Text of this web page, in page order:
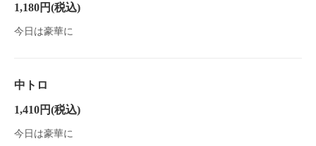
1,180円(税込)
今日は豪華に
中トロ
1,410円(税込)
今日は豪華に